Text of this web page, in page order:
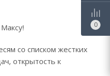
со списком жестких
открытость к
0